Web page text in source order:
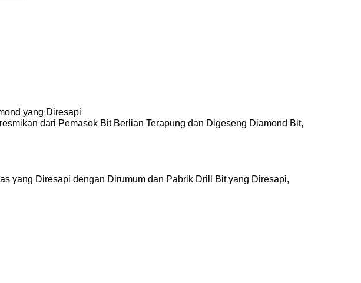
yang Diresapi
dari Pemasok Bit Berlian Terapung dan Digeseng Diamond Bit,
yang Diresapi dengan Dirumum dan Pabrik Drill Bit yang Diresapi,